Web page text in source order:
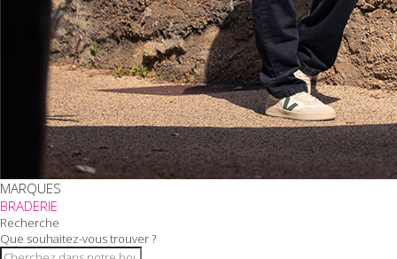
MARQUES
BRADERIE
Recherche
Que souhaitez-vous trouver ?